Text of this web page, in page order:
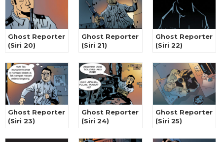
Ghost Reporter
(Siri 20)
Ghost Reporter
(Siri 21)
Ghost Reporter
(Siri 22)
Ghost Reporter
(Siri 23)
Ghost Reporter
(Siri 24)
Ghost Reporter
(Siri 25)